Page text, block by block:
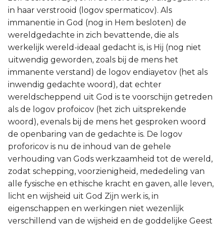
in haar verstrooid (logov spermaticov). Als
immanentie in God (nog in Hem besloten) de
wereldgedachte in zich bevattende, die als
werkelijk wereld-ideaal gedacht is, is Hij (nog niet
uitwendig geworden, zoals bij de mens het
immanente verstand) de logov endiayetov (het als
inwendig gedachte woord), dat echter
wereldscheppend uit God is te voorschijn getreden
als de logov profoicov (het zich uitsprekende
woord), evenals bij de mens het gesproken woord
de openbaring van de gedachte is. De logov
proforicov is nu de inhoud van de gehele
verhouding van Gods werkzaamheid tot de wereld,
zodat schepping, voorzienigheid, mededeling van
alle fysische en ethische kracht en gaven, alle leven,
licht en wijsheid uit God Zijn werk is, in
eigenschappen en werkingen niet wezenlijk
verschillend van de wijsheid en de goddelijke Geest